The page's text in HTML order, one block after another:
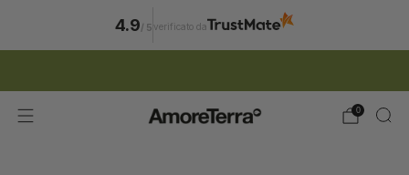
0
4.9/ 5 verificato da